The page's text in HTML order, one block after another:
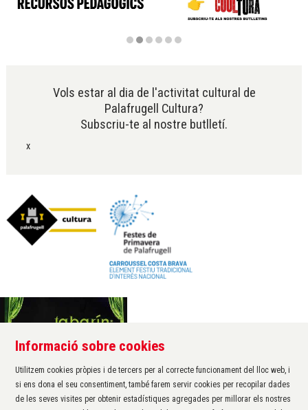
Vols estar al dia de l'activitat cultural de
Palafrugell Cultura?
Subscriu-te al nostre butlletí.
x
Àrea de cultura de l'Ajuntament de Palafrugell
Carrer Santa Margarida, 1
17200 Palafrugell
972 611 172 ·
cultura@palafrugell.cat
Informació sobre cookies
Utilitzem cookies pròpies i de tercers per al correcte funcionament del lloc web, i
si ens dona el seu consentiment, també farem servir cookies per recopilar dades
de les seves visites per obtenir estadístiques agregades per millorar els nostres